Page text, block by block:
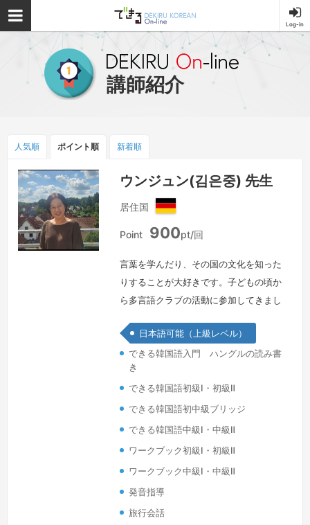
Log-in
できる韓国語オ
ンライン
講師紹介
人気順 ポイント順 新着順
ウンジュン(김은중) 先生
居住国
ド
イ
Point 900pt/回
言葉を学んだり、その国の文化を知った
りすることが大好きです。子どもの頃か
ら多言語クラブの活動に参加してきまし
てきた経験があり、いろいろな国の友達
と出会い、多様な文化に触れる機会に恵
まれました。現在はドイツに住みなが
ら、韓国語を通して韓国の文化を紹介し
ています。韓国料理や伝統工芸の「ポジ
ャギ」が大好きで、たくさんの方と一緒
に楽しい時間を過ごせたら嬉しいです。
日本語可能（上級レベル）
できる韓国語入門 ハングルの読み書
き
できる韓国語初級Ⅰ・初級Ⅱ
できる韓国語初中級ブリッジ
できる韓国語中級Ⅰ・中級Ⅱ
ワークブック初級Ⅰ・初級Ⅱ
ワークブック中級Ⅰ・中級Ⅱ
発音指導
旅行会話